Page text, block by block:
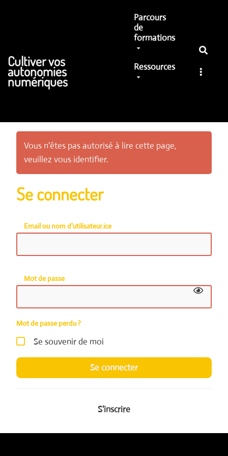
Cultiver vos
autonomies
numériques
Parcours
de
formations
Ressources
Vous n'êtes pas autorisé à lire cette page,
veuillez vous identifier.
Se connecter
Email ou nom d'utilisateur.ice
Mot de passe
Mot de passe perdu ?
Se souvenir de moi
Se connecter
S'inscrire